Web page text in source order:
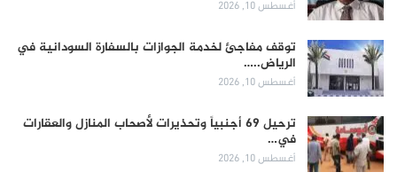
أغسطس 10, 2026
توقف مفاجئ لخدمة الجوازات بالسفارة السودانية في
الرياض..…
أغسطس 10, 2026
ترحيل 69 أجنبياً وتحذيرات لأصحاب المنازل والعقارات
في…
أغسطس 10, 2026